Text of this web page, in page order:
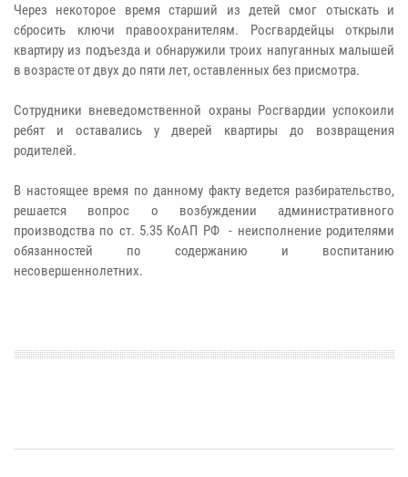
Через некоторое время старший из детей смог отыскать и
сбросить ключи правоохранителям. Росгвардейцы открыли
квартиру из подъезда и обнаружили троих напуганных малышей
в возрасте от двух до пяти лет, оставленных без присмотра.
Сотрудники вневедомственной охраны Росгвардии успокоили
ребят и оставались у дверей квартиры до возвращения
родителей.
В настоящее время по данному факту ведется разбирательство,
решается вопрос о возбуждении административного
производства по ст. 5.35 КоАП РФ - неисполнение родителями
обязанностей по содержанию и воспитанию
несовершеннолетних.